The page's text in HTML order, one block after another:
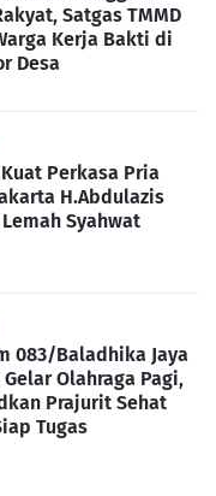
Satgas TMMD
Kerja Bakti di
Desa
Perkasa Pria
H.Abdulazis
Syahwat
083/Baladhika Jaya
Olahraga Pagi,
Prajurit Sehat
Tugas